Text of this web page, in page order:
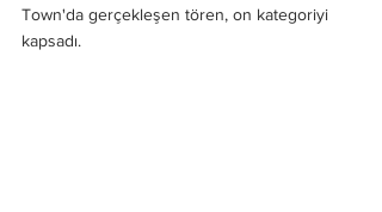
Town'da gerçekleşen tören, on kategoriyi
kapsadı.